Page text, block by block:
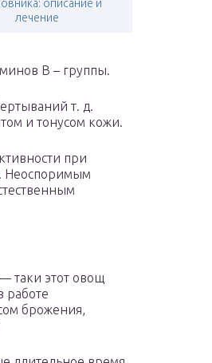
описание и
лечение
В – группы.
т. д.
и тонусом кожи.
при
Неоспоримым
таки этот овощ
работе
брожения,